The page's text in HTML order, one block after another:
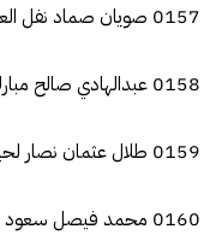
0157 صويان صماد نفل العجمي
0158 عبدالهادي صالح مبارك صالح
0159 طلال عثمان نصار لحيان
0160 محمد فيصل سعود الشمرى